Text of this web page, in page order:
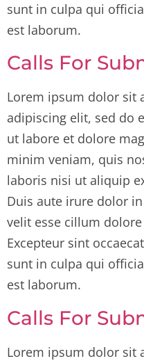
sunt in culpa qui
est laborum.
Calls For
Lorem ipsum dolor sit
adipiscing elit, sed do
ut labore et dolore
minim veniam, quis
laboris nisi ut aliquip
Duis aute irure dolor
velit esse cillum
Excepteur sint
sunt in culpa qui
est laborum.
Calls For
Lorem ipsum dolor sit